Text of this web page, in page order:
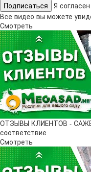
Подписаться Я согласен
Все видео вы можете
Смотреть
ОТЗЫВЫ КЛИЕНТОВ -
соответствие
Смотреть